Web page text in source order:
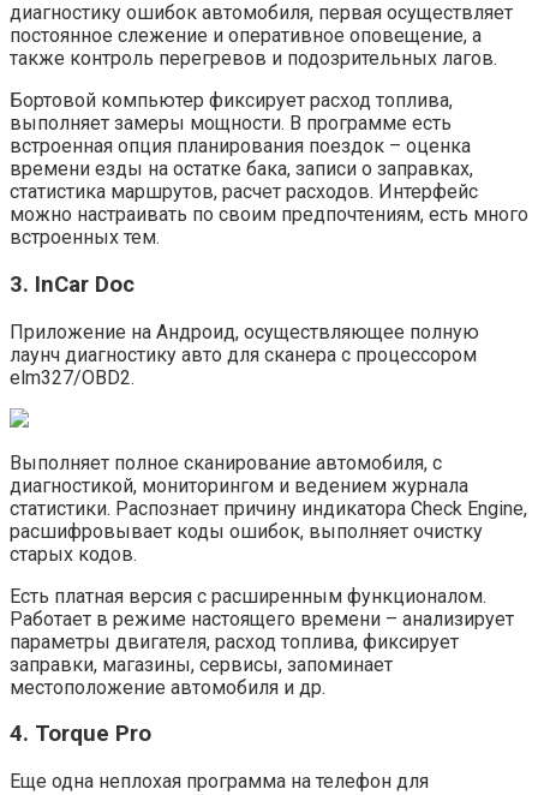
диагностику ошибок автомобиля, первая осуществляет
постоянное слежение и оперативное оповещение, а
также контроль перегревов и подозрительных лагов.
Бортовой компьютер фиксирует расход топлива,
выполняет замеры мощности. В программе есть
встроенная опция планирования поездок – оценка
времени езды на остатке бака, записи о заправках,
статистика маршрутов, расчет расходов. Интерфейс
можно настраивать по своим предпочтениям, есть много
встроенных тем.
3. InCar Doc
Приложение на Андроид, осуществляющее полную
лаунч диагностику авто для сканера с процессором
elm327/OBD2.
Выполняет полное сканирование автомобиля, с
диагностикой, мониторингом и ведением журнала
статистики. Распознает причину индикатора Check Engine,
расшифровывает коды ошибок, выполняет очистку
старых кодов.
Есть платная версия с расширенным функционалом.
Работает в режиме настоящего времени – анализирует
параметры двигателя, расход топлива, фиксирует
заправки, магазины, сервисы, запоминает
местоположение автомобиля и др.
4. Torque Pro
Еще одна неплохая программа на телефон для